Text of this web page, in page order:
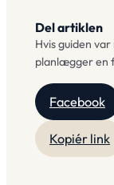
Del artiklen
Hvis guiden
planlægger en
Facebook
Kopiér link